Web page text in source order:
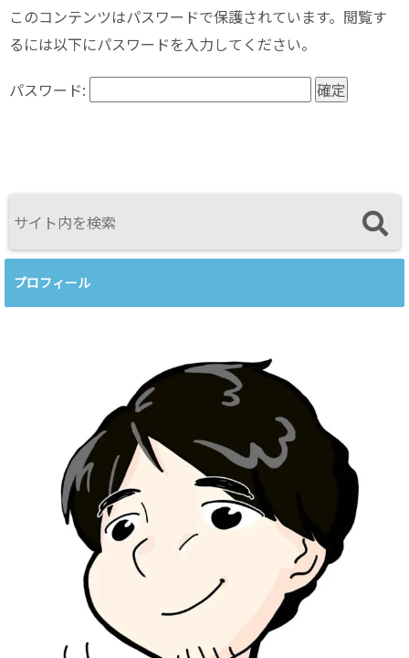
このコンテンツはパスワードで保護されています。閲覧す
るには以下にパスワードを入力してください。
パスワード:
プロフィール